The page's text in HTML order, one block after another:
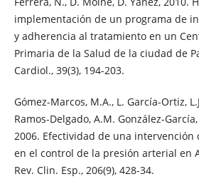
implementación de un programa de
y adherencia al tratamiento en un
Primaria de la Salud de la ciudad de
Cardiol., 39(3), 194-203.
Gómez-Marcos, M.A., L. García-Ortiz,
Ramos-Delgado, A.M. González-
2006. Efectividad de una intervención
en el control de la presión arterial en
Rev. Clin. Esp., 206(9), 428-34.